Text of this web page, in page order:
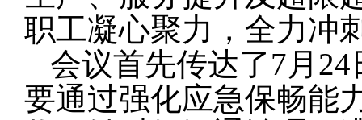
职工凝心聚力，全力冲
会议首先传达了7月
要通过强化应急保畅能